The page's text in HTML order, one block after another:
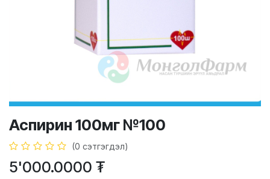
Аспирин 100мг №100
(0 сэтгэгдэл)
5'000.0000 ₮